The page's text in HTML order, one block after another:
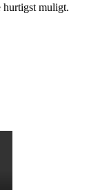
hurtigst muligt.